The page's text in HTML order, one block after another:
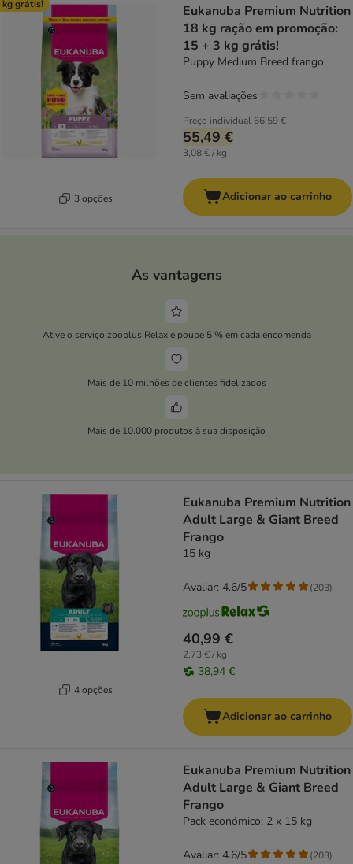
kg grátis!
3 opções
Eukanuba Premium Nutrition
18 kg ração em promoção:
15 + 3 kg grátis!
Puppy Medium Breed frango
Preço individual 66,59 €
55,49 €
3,08 € / kg
Sem avaliações
Adicionar ao carrinho
As vantagens
Ative o serviço zooplus Relax e poupe 5 % em cada encomenda
Mais de 10 milhões de clientes fidelizados
Mais de 10.000 produtos à sua disposição
4 opções
Eukanuba Premium Nutrition
Adult Large & Giant Breed
Frango
15 kg
40,99 €
2,73 € / kg
38,94 €
Avaliar: 4.6/5 (203)
Adicionar ao carrinho
Eukanuba Premium Nutrition
Adult Large & Giant Breed
Frango
Pack económico: 2 x 15 kg
Avaliar: 4.6/5 (203)